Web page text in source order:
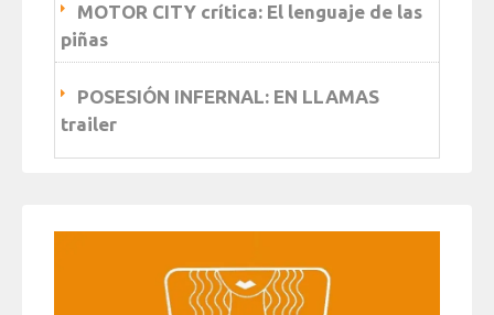
MOTOR CITY crítica: El lenguaje de las
piñas
POSESIÓN INFERNAL: EN LLAMAS
trailer